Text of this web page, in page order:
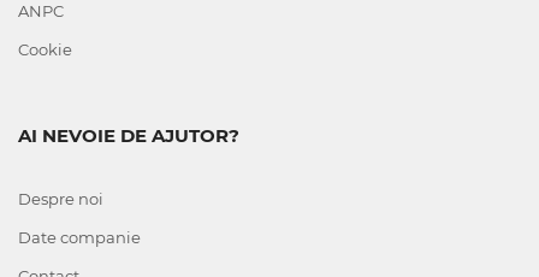
ANPC
Cookie
AI NEVOIE DE AJUTOR?
Despre noi
Date companie